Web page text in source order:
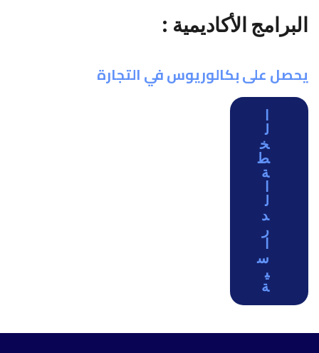
البرامج الأكاديمية :
يحصل على بكالوريوس في التجارة
ا
ل
خ
ط
ة
ا
ل
د
ر
ا
س
ي
ة